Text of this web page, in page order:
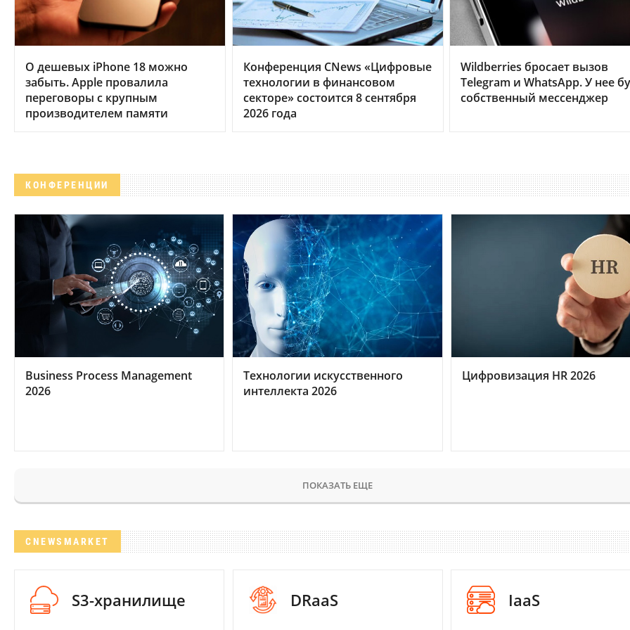
О дешевых iPhone 18 можно
забыть. Apple провалила
переговоры с крупным
производителем памяти
Конференция CNews «Цифровые
технологии в финансовом
секторе» состоится 8 сентября
2026 года
Wildberries бросает вызов
Telegram и WhatsApp. У нее
собственный мессенджер
КОНФЕРЕНЦИИ
Business Process Management
2026
Технологии искусственного
интеллекта 2026
Цифровизация HR 2026
ПОКАЗАТЬ ЕЩЕ
CNEWSMARKET
S3-хранилище DRaaS IaaS